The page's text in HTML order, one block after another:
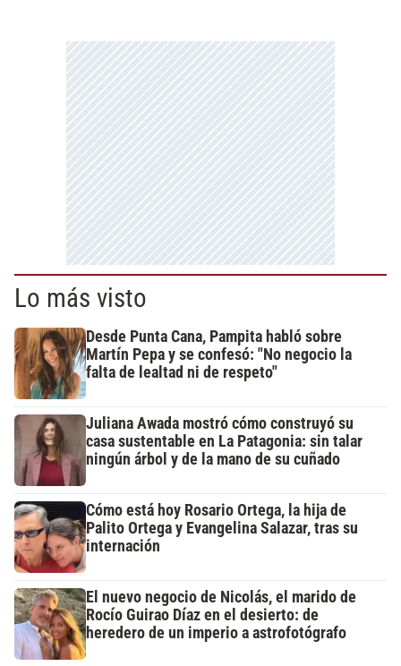
Lo más visto
Desde Punta Cana, Pampita habló sobre
Martín Pepa y se confesó: "No negocio la
falta de lealtad ni de respeto"
Juliana Awada mostró cómo construyó su
casa sustentable en La Patagonia: sin talar
ningún árbol y de la mano de su cuñado
Cómo está hoy Rosario Ortega, la hija de
Palito Ortega y Evangelina Salazar, tras su
internación
El nuevo negocio de Nicolás, el marido de
Rocío Guirao Díaz en el desierto: de
heredero de un imperio a astrofotógrafo